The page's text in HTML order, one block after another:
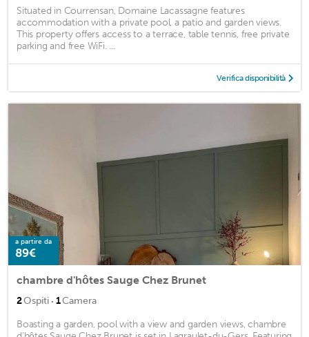
Situated in Courrensan, Domaine Lacassagne features
accommodation with a private pool, a patio and garden views.
This property offers access to a terrace, table tennis, free private
parking and free WiFi. ...
Verifica disponibilità
a partire da
89€
chambre d'hôtes Sauge Chez Brunet
2Ospiti · 1Camera
Boasting a garden, pool with a view and garden views, chambre